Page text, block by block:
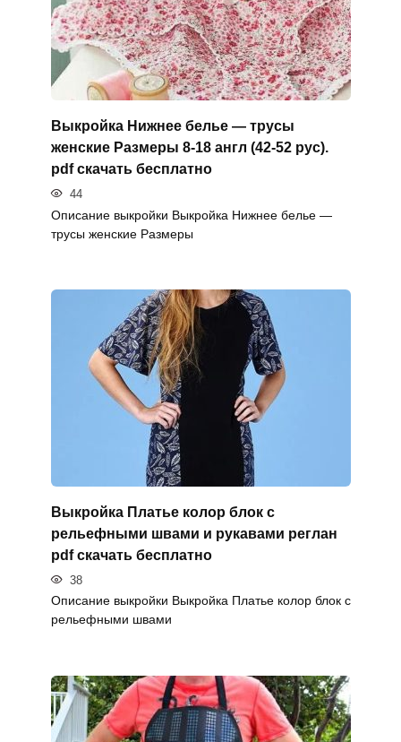
Выкройка Нижнее белье — трусы
женские Размеры 8-18 англ (42-52 рус).
pdf скачать бесплатно
44
Описание выкройки Выкройка Нижнее белье —
трусы женские Размеры
Выкройка Платье колор блок с
рельефными швами и рукавами реглан
pdf скачать бесплатно
38
Описание выкройки Выкройка Платье колор блок с
рельефными швами